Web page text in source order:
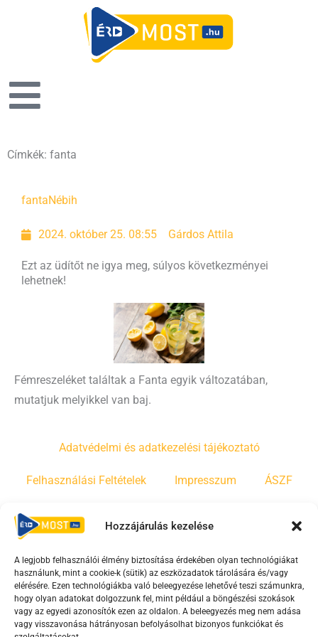
Hozzájárulás kezelése
A legjobb felhasználói élmény biztosítása érdekében olyan technológiákat
használunk, mint a cookie-k (sütik) az eszközadatok tárolására és/vagy
elérésére. Ezen technológiákba való beleegyezése lehetővé teszi számunkra,
hogy olyan adatokat dolgozzunk fel, mint például a böngészési szokások
vagy az egyedi azonosítók ezen az oldalon. A beleegyezés meg nem adása
vagy visszavonása hátrányosan befolyásolhat bizonyos funkciókat és
Címkék: fanta
fantaNébih
2024. október 25. 08:55 Gárdos Attila
Ezt az üdítőt ne igya meg, súlyos következményei
lehetnek!
Fémreszeléket találtak a Fanta egyik változatában,
mutatjuk melyikkel van baj.
Adatvédelmi és adatkezelési tájékoztató
Felhasználási Feltételek Impresszum ÁSZF
Irányelvek
F
a
c
e
Y
o
u
t
T
i
k
t